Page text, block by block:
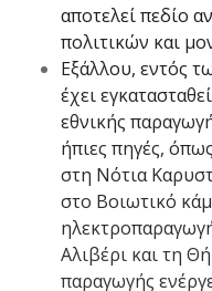
αποτελεί πεδίο
πολιτικών και
Εξάλλου, εντός
έχει
εθνικής
ήπιες πηγές,
στη Νότια
στο Βοιωτικό
Αλιβέρι και τη
παραγωγής